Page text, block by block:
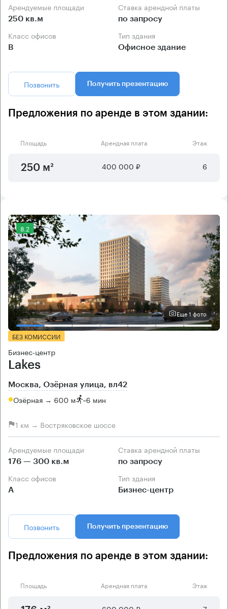
Арендуемые площади
250 кв.м
Ставка арендной платы
по запросу
Класс офисов
B
Тип здания
Офисное здание
Позвонить Получить презентацию
Предложения по аренде в этом здании:
Площадь Арендная плата Этаж
250 м² 400 000 ₽ 6
8.2
Еще 1 фото
БЕЗ КОМИССИИ
Бизнес-центр
Lakes
Москва, Озёрная улица, вл42
Озёрная → 600 м ~6 мин
1 км → Востряковское шоссе
Арендуемые площади
176 — 300 кв.м
Ставка арендной платы
по запросу
Класс офисов
А
Тип здания
Бизнес-центр
Позвонить Получить презентацию
Предложения по аренде в этом здании:
Площадь Арендная плата Этаж